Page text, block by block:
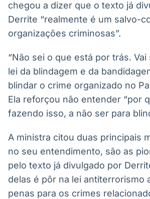
Datafeed
APIs para
conteúdos e
dados
Ticker
Cotações e
Broadcast
para
chegou a dizer que o texto já
Derrite “realmente é um salvo-
organizações criminosas”.
“Não sei o que está por trás.
lei da blindagem e da
blindar o crime organizado no
Ela reforçou não entender “por
fazendo isso, a não ser para
A ministra citou duas principais
no seu entendimento, são as
pelo texto já divulgado por
delas é pôr na lei antiterrorismo
penas para os crimes